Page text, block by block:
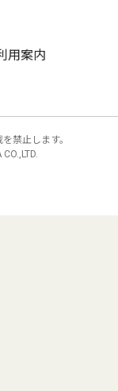
用案内
禁止します。